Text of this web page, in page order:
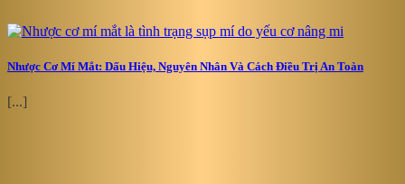
Nhược Cơ Mí Mắt: Dấu Hiệu, Nguyên Nhân Và Cách Điều Trị An Toàn
[...]